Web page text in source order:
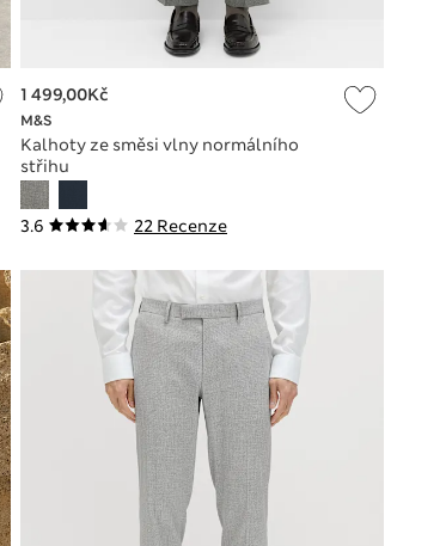
3.6 22 Recenze
M&S
Kalhoty ze směsi vlny normálního
střihu
1 499,00Kč